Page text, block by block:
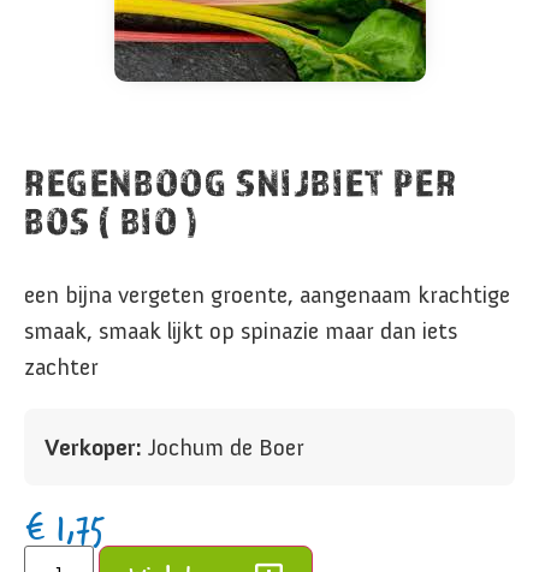
REGENBOOG SNIJBIET PER
BOS ( BIO )
een bijna vergeten groente, aangenaam krachtige
smaak, smaak lijkt op spinazie maar dan iets
zachter
Verkoper: Jochum de Boer
€ 1,75